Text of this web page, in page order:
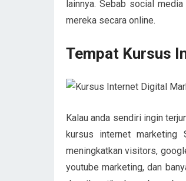
lainnya. Sebab social
mereka secara online.
Tempat Kursus
Kalau anda sendiri ingin
kursus internet marketing
meningkatkan visitors,
youtube marketing, dan